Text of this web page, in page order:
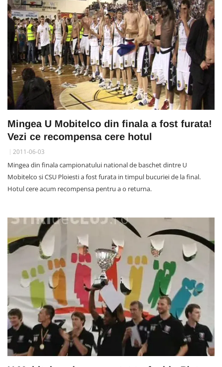
Mingea U Mobitelco din finala a fost furata!
Vezi ce recompensa cere hotul
2011-06-03
Mingea din finala campionatului national de baschet dintre U
Mobitelco si CSU Ploiesti a fost furata in timpul bucuriei de la final.
Hotul cere acum recompensa pentru a o returna.